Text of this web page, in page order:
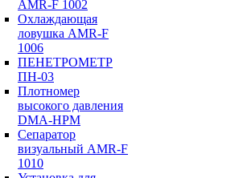
AMR-F 1002
Охлаждающая
ловушка AMR-F
1006
ПЕНЕТРОМЕТР
ПН-03
Плотномер
высокого давления
DMA-HPM
Сепаратор
визуальный AMR-F
1010